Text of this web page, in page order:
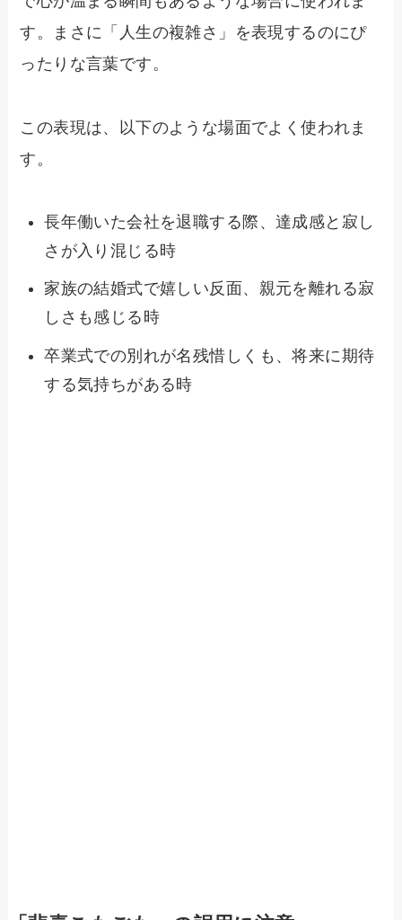
す。まさに「人生の複雑さ」を表現するのにぴ
ったりな言葉です。
この表現は、以下のような場面でよく使われま
す。
長年働いた会社を退職する際、達成感と寂し
さが入り混じる時
家族の結婚式で嬉しい反面、親元を離れる寂
しさも感じる時
卒業式での別れが名残惜しくも、将来に期待
する気持ちがある時